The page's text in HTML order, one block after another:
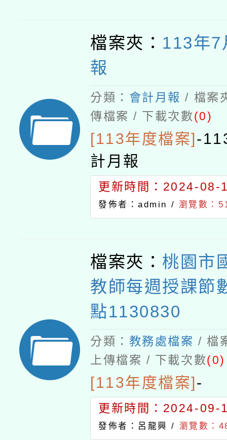
檔案夾： 113年7
報
分類： 會計月報 / 檔案
傳檔案 / 下載次數(0)
[113年度檔案]-
計月報
更新時間：2024-08-
發佈者：admin / 瀏覽數：
檔案夾： 桃園市
教師每週授課節
點1130830
分類： 教務處檔案 / 檔
上傳檔案 / 下載次數(0)
[113年度檔案]-
更新時間：2024-09-
發佈者：呂龍興 / 瀏覽數：